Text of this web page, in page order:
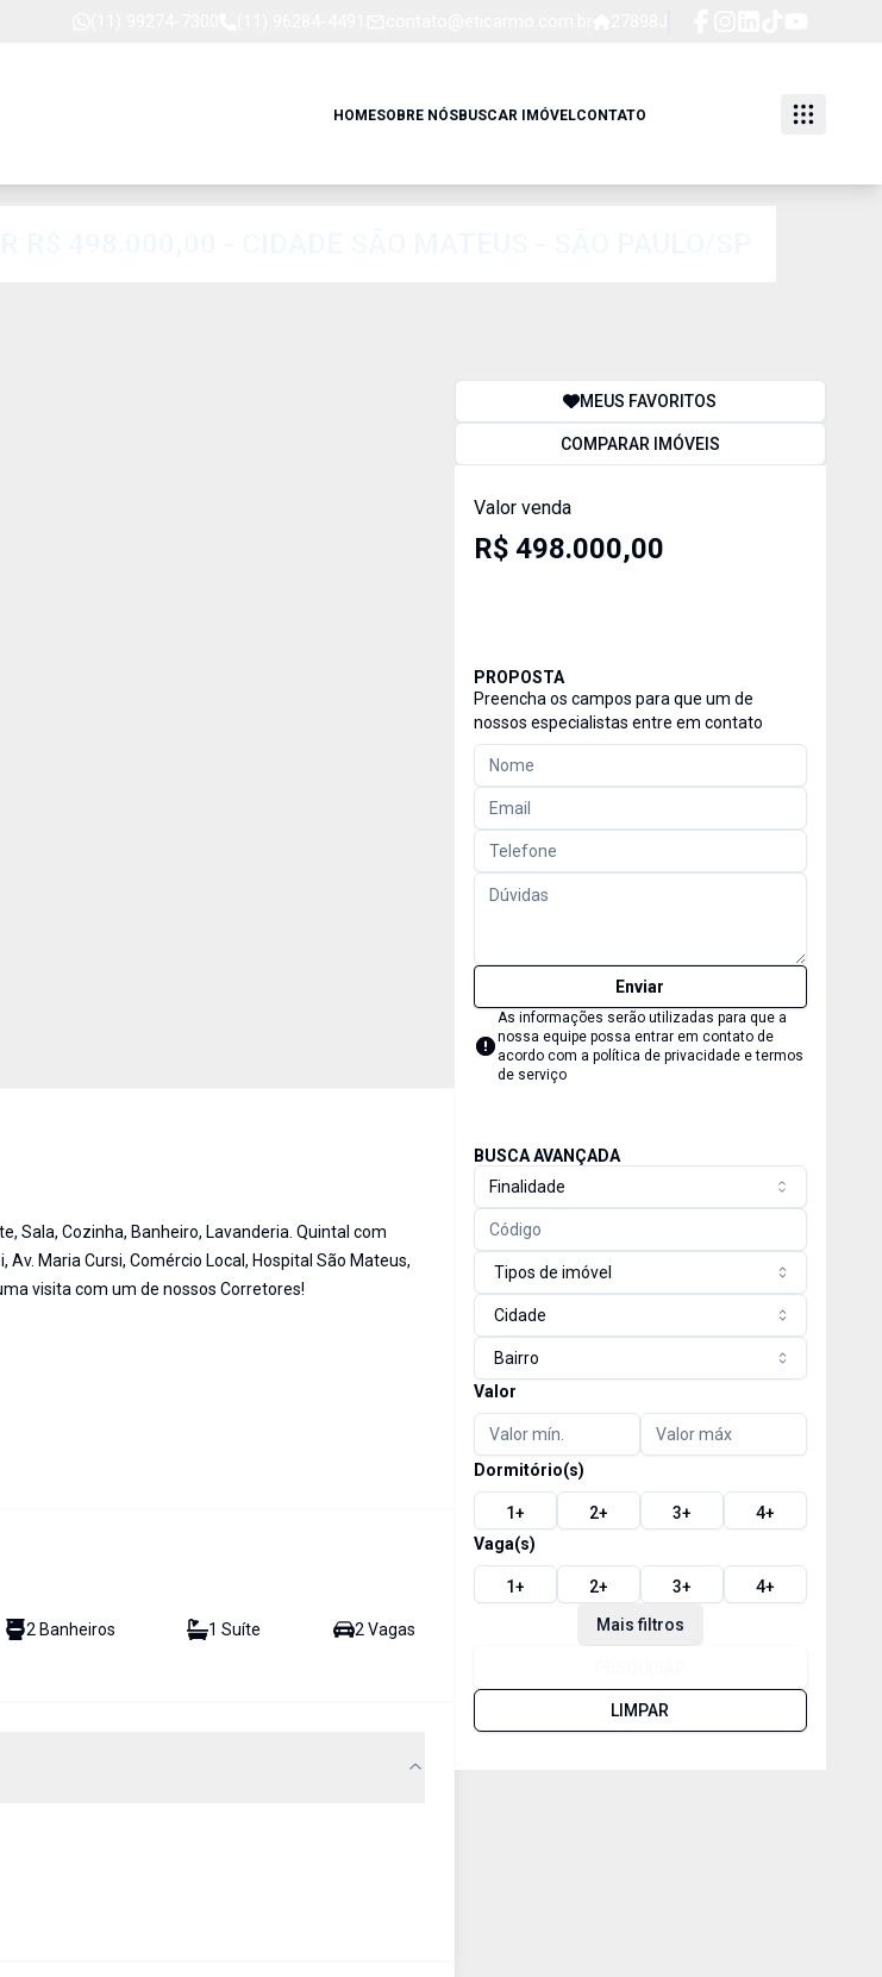
HOMESOBRE NÓSBUSCAR IMÓVELCONTATO
Sala, Cozinha, Banheiro, Lavanderia. Quintal com
Maria Cursi, Comércio Local, Hospital São Mateus,
visita com um de nossos Corretores!
2 Banheiros 1 Suíte 2 Vagas
MEUS FAVORITOS
COMPARAR IMÓVEIS
Valor venda
R$ 498.000,00
PROPOSTA
Preencha os campos para que um de
nossos especialistas entre em contato
Enviar
As informações serão utilizadas para que a
nossa equipe possa entrar em contato de
acordo com a política de privacidade e termos
de serviço
BUSCA AVANÇADA
Finalidade
Tipos de imóvel
Cidade
Bairro
Valor
Dormitório(s)
1+ 2+ 3+ 4+
Vaga(s)
1+ 2+ 3+ 4+
Mais filtros
LIMPAR